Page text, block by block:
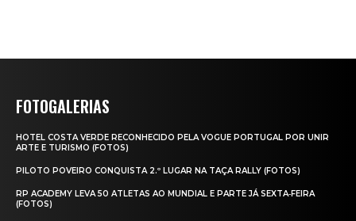
FOTOGALERIAS
HOTEL COSTA VERDE RECONHECIDO PELA VOGUE PORTUGAL POR UNIR
ARTE E TURISMO (FOTOS)
PILOTO POVEIRO CONQUISTA 2.º LUGAR NA TAÇA RALLY (FOTOS)
RP ACADEMY LEVA 50 ATLETAS AO MUNDIAL E PARTE JÁ SEXTA‑FEIRA
(FOTOS)